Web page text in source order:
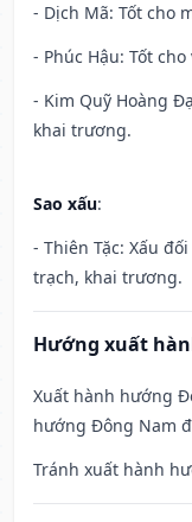
- Dịch Mã: Tốt cho
- Phúc Hậu: Tốt
- Kim Quỹ Hoàng
khai trương.
Sao xấu:
- Thiên Tặc: Xấu
trạch, khai trương.
Hướng xuất
Xuất hành hướng
hướng Đông Nam
Tránh xuất hành